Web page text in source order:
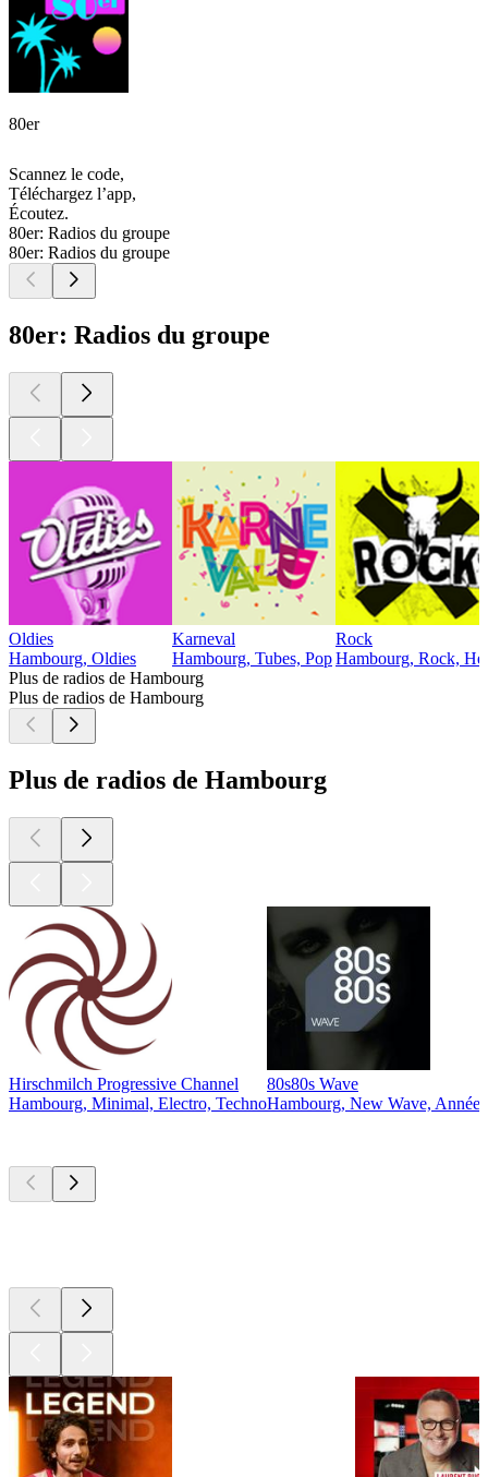
80er
Scannez le code,
Téléchargez l’app,
Écoutez.
80er: Radios du groupe
80er: Radios du groupe
80er: Radios du groupe
Oldies
Hambourg, Oldies
Karneval
Hambourg, Tubes, Pop
Rock
Hambourg, Rock,
Plus de radios de Hambourg
Plus de radios de Hambourg
Plus de radios de Hambourg
Hirschmilch Progressive Channel
Hambourg, Minimal, Electro, Techno
80s80s Wave
Hambourg, New Wave,